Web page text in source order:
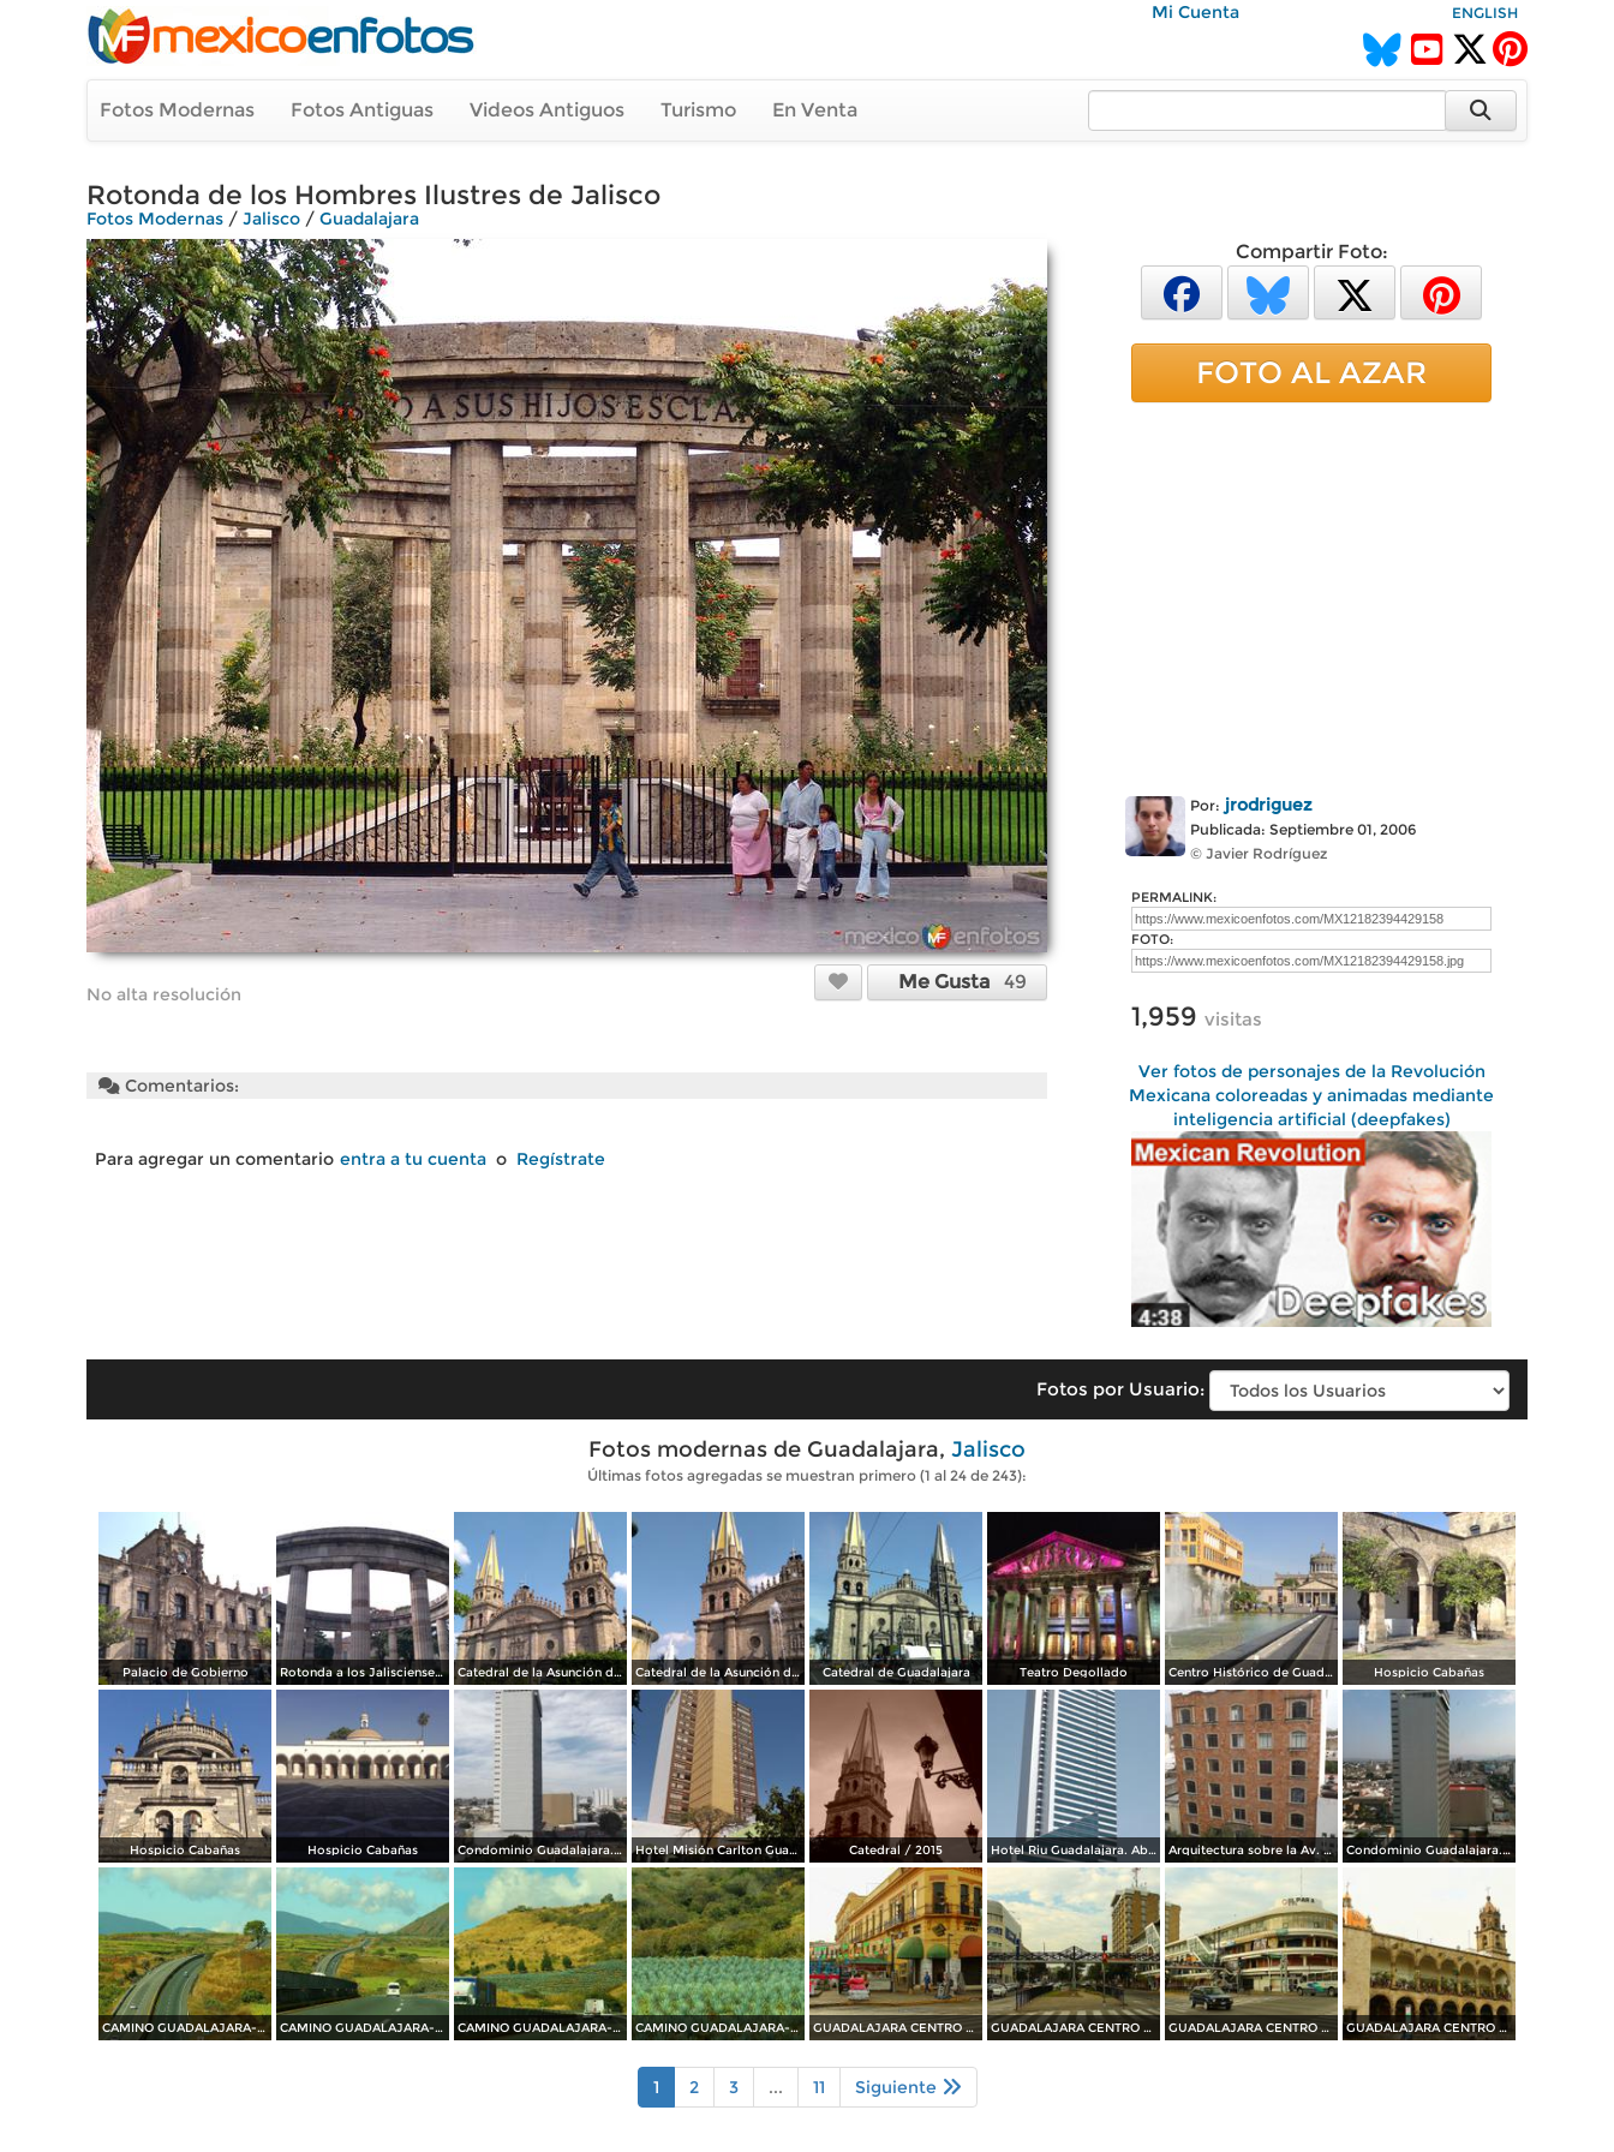
Mi Cuenta ENGLISH
Fotos Modernas Fotos Antiguas Videos Antiguos Turismo En Venta
Rotonda de los Hombres Ilustres de Jalisco
Fotos Modernas / Jalisco / Guadalajara
No alta resolución
Me Gusta 49
Comentarios:
Para agregar un comentario entra a tu cuenta o Regístrate
Compartir Foto:
FOTO AL AZAR
Por: jrodriguez
Publicada: Septiembre 01, 2006
© Javier Rodríguez
PERMALINK:
FOTO:
1,959 visitas
Ver fotos de personajes de la Revolución
Mexicana coloreadas y animadas mediante
inteligencia artificial (deepfakes)
Fotos por Usuario:
Fotos modernas de Guadalajara, Jalisco
Últimas fotos agregadas se muestran primero (1 al 24 de 243):
Palacio de Gobierno Rotonda a los Jaliscienses Ilustres Catedral de la Asunción de María Santísima Catedral de la Asunción de María Santísima Catedral de Guadalajara Teatro Degollado Centro Histórico de Guadalajara Hospicio Cabañas
Hospicio Cabañas Hospicio Cabañas Condominio Guadalajara. Marzo/2016 Hotel Misión Carlton Guadalajara. Marzo/2016 Catedral / 2015 Hotel Riu Guadalajara. Abril/2015 Arquitectura sobre la Av. Juárez. Abril/2015 Condominio Guadalajara. Abril/2015
CAMINO GUADALAJARA---PUERTO VALLARTA 2014 CAMINO GUADALAJARA---PUERTO VALLARTA 2014 CAMINO GUADALAJARA---PUERTO VALLARTA 2014 CAMINO GUADALAJARA---PUERTO VALLARTA 2014 GUADALAJARA CENTRO HISTORICO 2014 GUADALAJARA CENTRO HISTORICO 2014 GUADALAJARA CENTRO HISTORICO 2014 GUADALAJARA CENTRO HISTORICO 2014
1 2 3 ... 11 Siguiente